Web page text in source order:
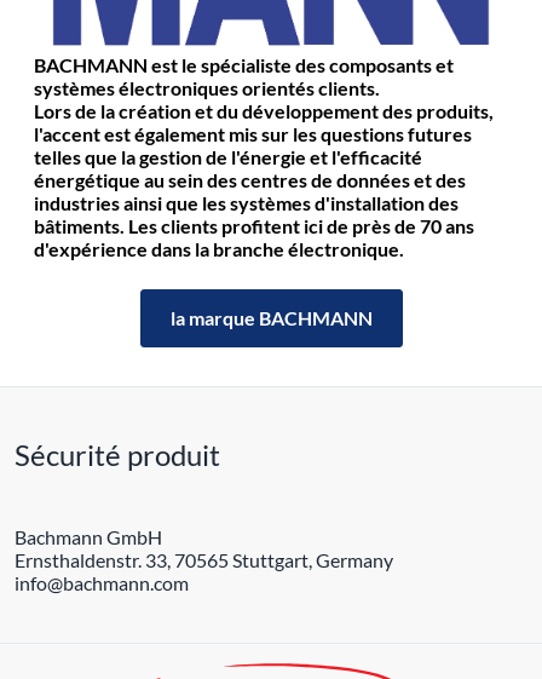
BACHMANN est le spécialiste des composants et
systèmes électroniques orientés clients.
Lors de la création et du développement des produits,
l'accent est également mis sur les questions futures
telles que la gestion de l'énergie et l'efficacité
énergétique au sein des centres de données et des
industries ainsi que les systèmes d'installation des
bâtiments. Les clients profitent ici de près de 70 ans
d'expérience dans la branche électronique.
la marque BACHMANN
Sécurité produit
Bachmann GmbH
Ernsthaldenstr. 33, 70565 Stuttgart, Germany
info@bachmann.com